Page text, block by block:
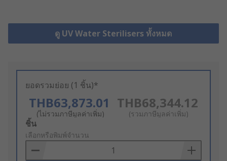
ดู UV Water Sterilisers ทั้งหมด
ยอดรวมย่อย (1 ชิ้น)*
THB63,873.01
(ไม่รวมภาษีมูลค่าเพิ่ม)
THB68,344.12
(รวมภาษีมูลค่าเพิ่ม)
Add
to
Basket
ชิ้น
เลือกหรือพิมพ์จำนวน